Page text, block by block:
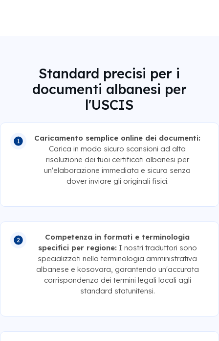
Standard precisi per i
documenti albanesi per
l'USCIS
Caricamento semplice online dei documenti:
Carica in modo sicuro scansioni ad alta
risoluzione dei tuoi certificati albanesi per
un'elaborazione immediata e sicura senza
dover inviare gli originali fisici.
Competenza in formati e terminologia
specifici per regione: I nostri traduttori sono
specializzati nella terminologia amministrativa
albanese e kosovara, garantendo un'accurata
corrispondenza dei termini legali locali agli
standard statunitensi.